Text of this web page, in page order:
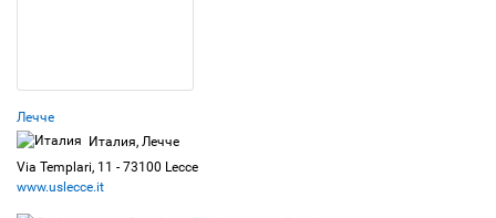
Лечче
Италия, Лечче
Via Templari, 11 - 73100 Lecce
www.uslecce.it